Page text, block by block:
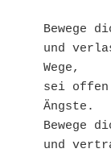
Bewege
und
Wege,
sei
Ängste.
Bewege
und